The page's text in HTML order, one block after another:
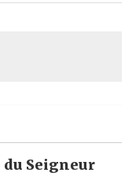
du Seigneur